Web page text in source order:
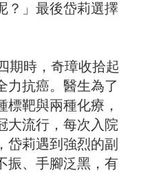
？」最後岱莉選擇
時，奇璋收拾起
力抗癌。醫生為了
靶與兩種化療，
大流行，每次入院
岱莉遇到強烈的副
振、手腳泛黑，有